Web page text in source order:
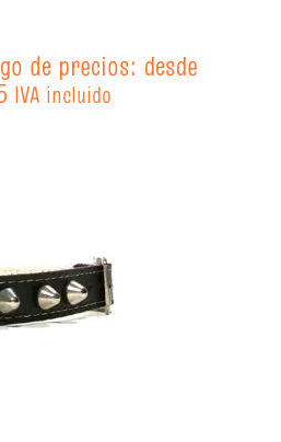
de precios: desde
IVA incluido